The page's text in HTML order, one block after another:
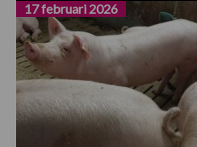
17 februari 2026